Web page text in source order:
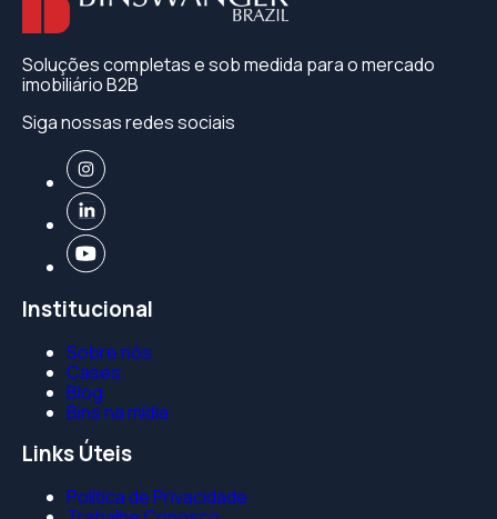
Soluções completas e sob medida para o mercado
imobiliário B2B
Siga nossas redes sociais
Institucional
Sobre nós
Cases
Blog
Bins na mídia
Links Úteis
Política de Privacidade